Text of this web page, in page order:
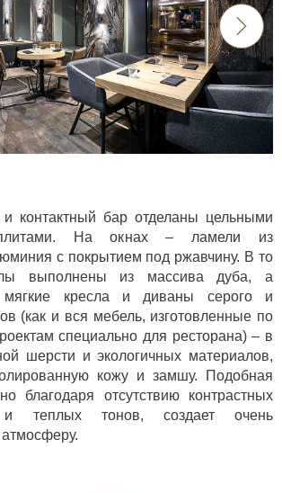
и контактный бар отделаны цельными
На окнах – ламели из
с покрытием под ржавчину. В то
выполнены из массива дуба, а
мягкие кресла и диваны серого и
(как и вся мебель, изготовленные по
специально для ресторана) – в
шерсти и экологичных материалов,
кожу и замшу. Подобная
благодаря отсутствию контрастных
теплых тонов, создает очень